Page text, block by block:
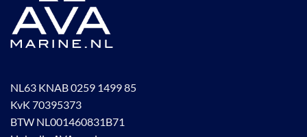
NL63 KNAB 0259 1499 85
KvK 70395373
BTW NL001460831B71